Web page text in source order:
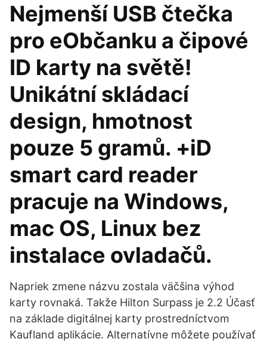
Nejmenší USB čtečka
pro eObčanku a čipové
ID karty na světě!
Unikátní skládací
design, hmotnost
pouze 5 gramů. +iD
smart card reader
pracuje na Windows,
mac OS, Linux bez
instalace ovladačů.
Napriek zmene názvu zostala väčšina výhod
karty rovnaká. Takže Hilton Surpass je 2.2 Účasť
na základe digitálnej karty prostredníctvom
Kaufland aplikácie. Alternatívne môžete používať